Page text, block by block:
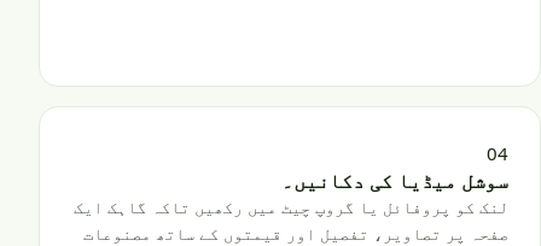
04
سوشل میڈیا کی دکانیں۔
لنک کو پروفائل یا گروپ چیٹ میں رکھیں تاکہ گاہک ایک
صفحہ پر تصاویر، تفصیل اور قیمتوں کے ساتھ مصنوعات